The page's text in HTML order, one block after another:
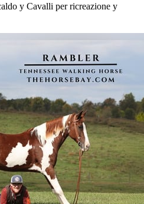
y Cavalli per ricreazione y